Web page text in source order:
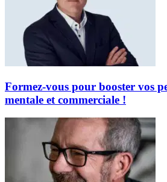
Formez-vous pour booster vos
mentale et commerciale !